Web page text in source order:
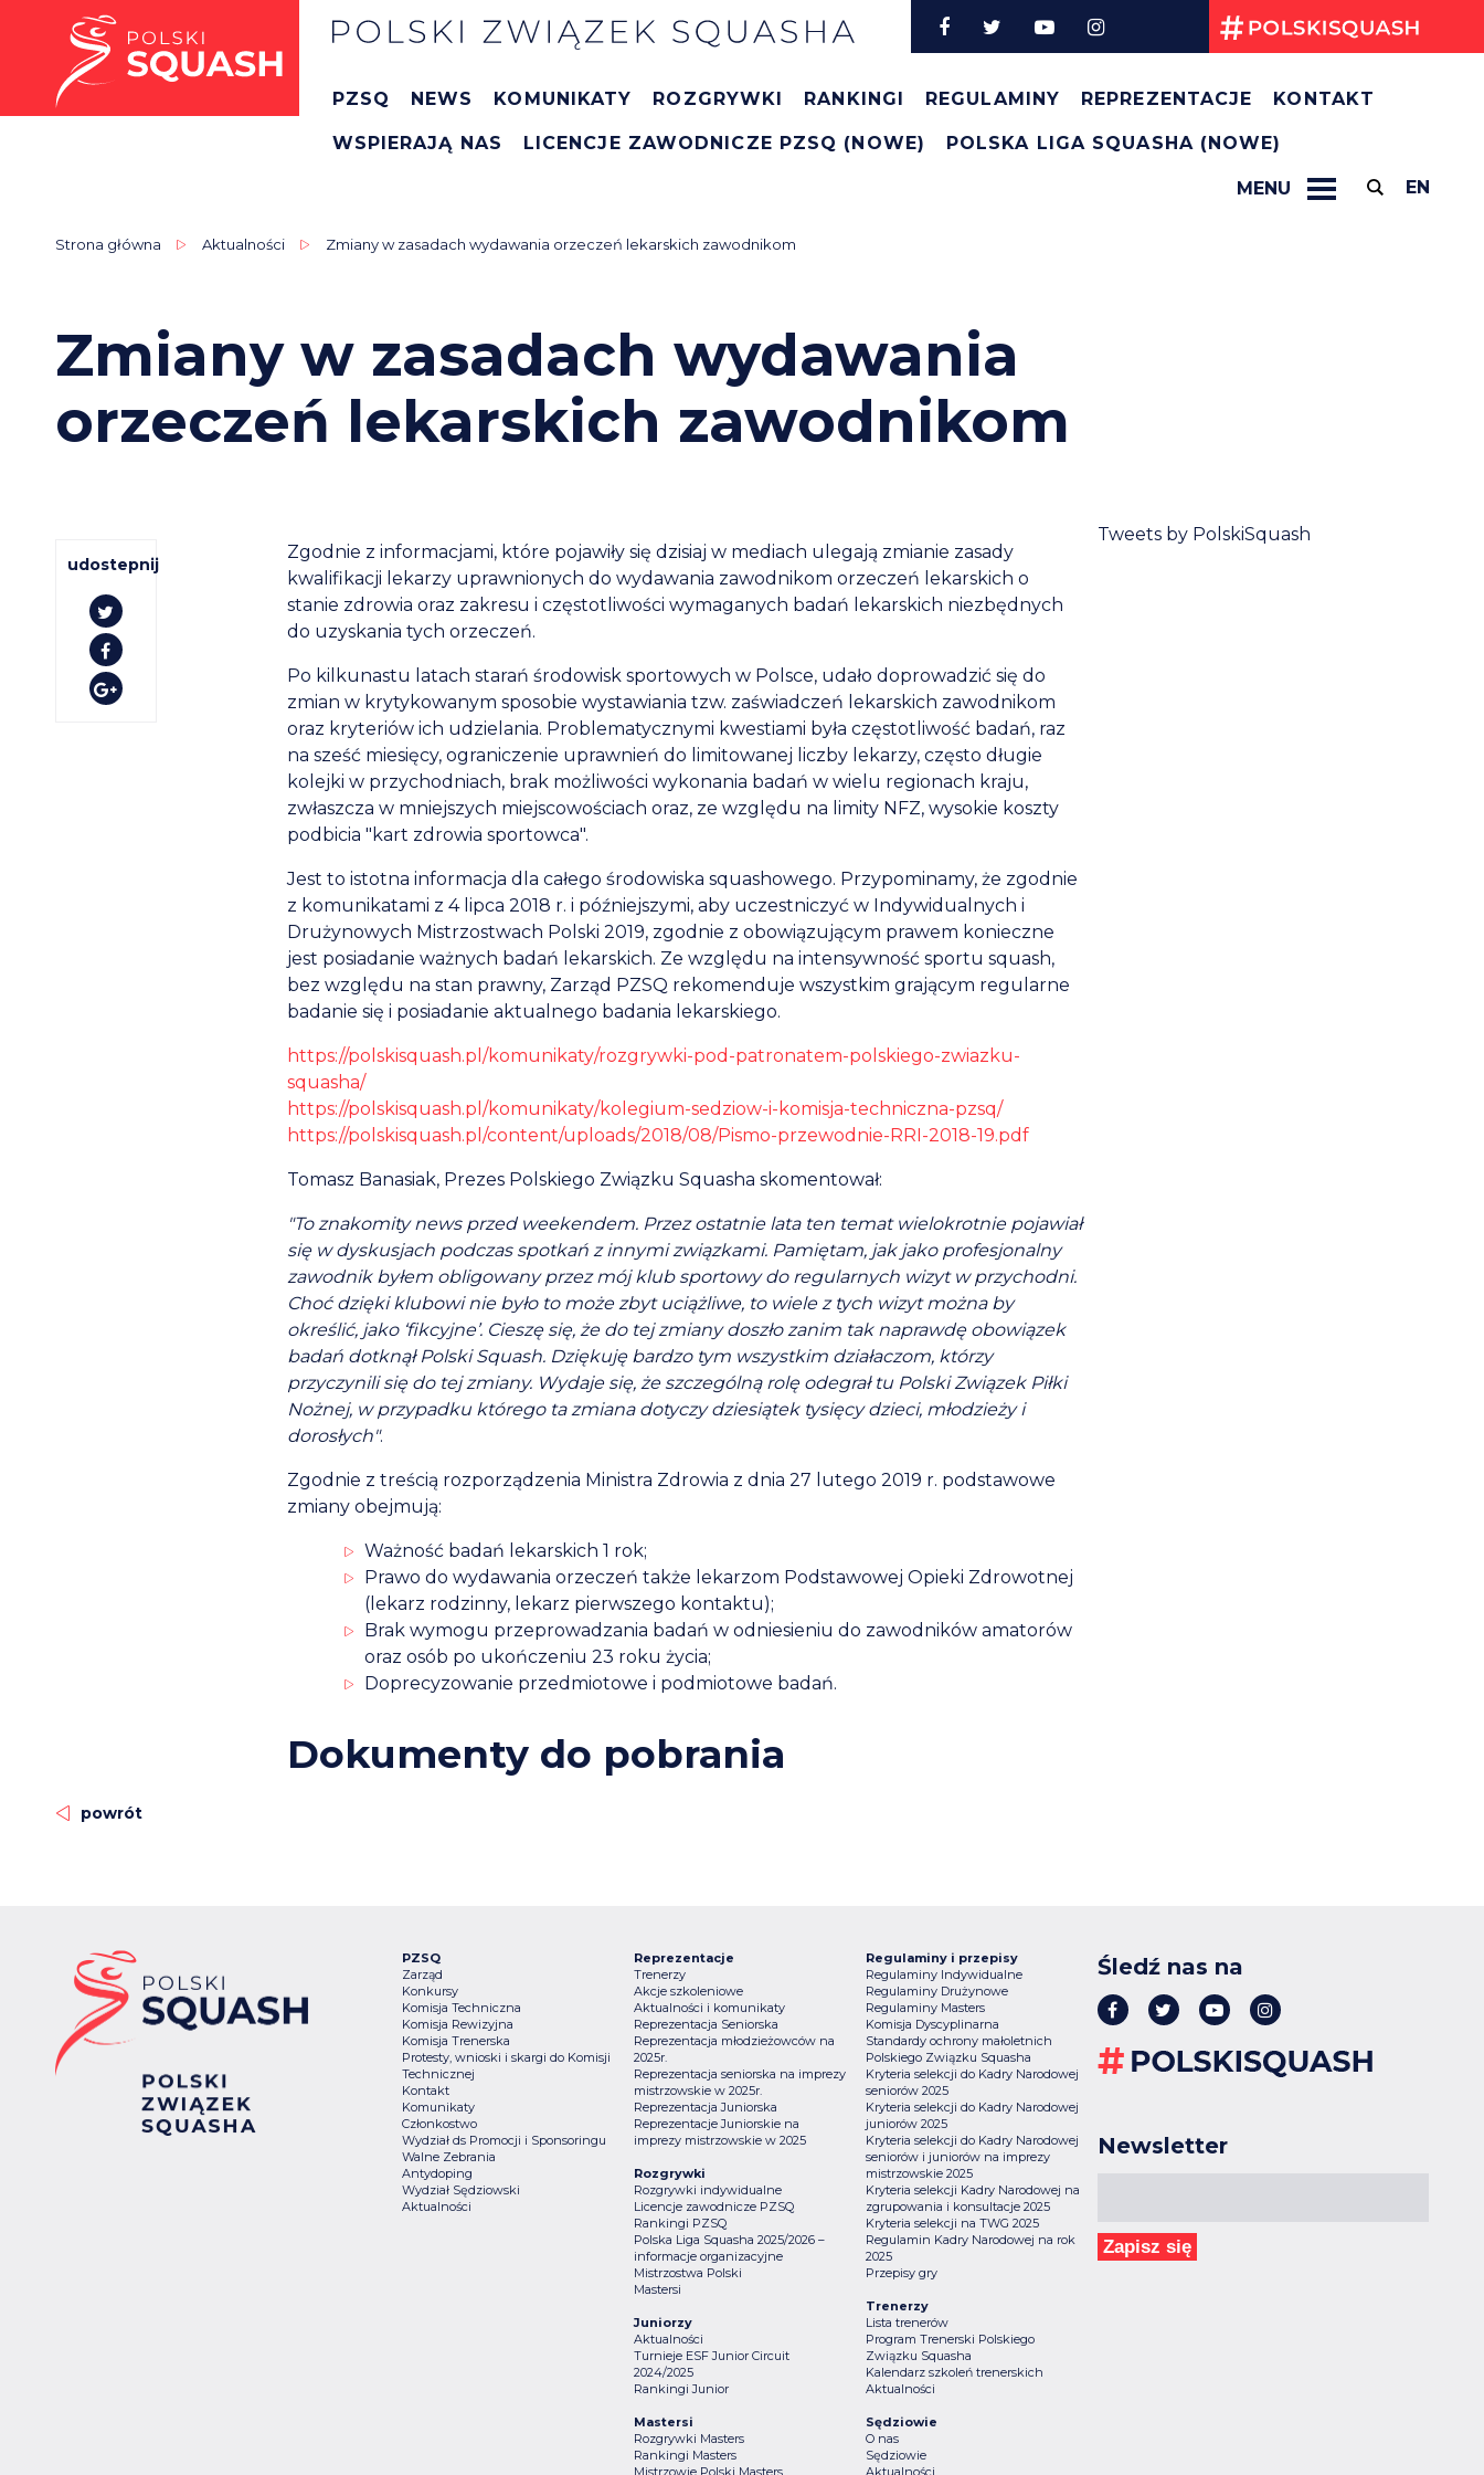
PZSQ NEWS KOMUNIKATY ROZGRYWKI RANKINGI REGULAMINY REPREZENTACJE KONTAKT
WSPIERAJĄ NAS LICENCJE ZAWODNICZE PZSQ (NOWE) POLSKA LIGA SQUASHA (NOWE)
MENU EN
Regulamin Kadry Narodowej na rok 2025
Strona główna Aktualności Zmiany w zasadach wydawania orzeczeń lekarskich zawodnikom
Zmiany w zasadach wydawania
orzeczeń lekarskich zawodnikom
Zgodnie z informacjami, które pojawiły się dzisiaj w mediach ulegają zmianie zasady
kwalifikacji lekarzy uprawnionych do wydawania zawodnikom orzeczeń lekarskich o
stanie zdrowia oraz zakresu i częstotliwości wymaganych badań lekarskich niezbędnych
do uzyskania tych orzeczeń.
Po kilkunastu latach starań środowisk sportowych w Polsce, udało doprowadzić się do
zmian w krytykowanym sposobie wystawiania tzw. zaświadczeń lekarskich zawodnikom
oraz kryteriów ich udzielania. Problematycznymi kwestiami była częstotliwość badań, raz
na sześć miesięcy, ograniczenie uprawnień do limitowanej liczby lekarzy, często długie
kolejki w przychodniach, brak możliwości wykonania badań w wielu regionach kraju,
zwłaszcza w mniejszych miejscowościach oraz, ze względu na limity NFZ, wysokie koszty
podbicia "kart zdrowia sportowca".
Jest to istotna informacja dla całego środowiska squashowego. Przypominamy, że zgodnie
z komunikatami z 4 lipca 2018 r. i późniejszymi, aby uczestniczyć w Indywidualnych i
Drużynowych Mistrzostwach Polski 2019, zgodnie z obowiązującym prawem konieczne
jest posiadanie ważnych badań lekarskich. Ze względu na intensywność sportu squash,
bez względu na stan prawny, Zarząd PZSQ rekomenduje wszystkim grającym regularne
badanie się i posiadanie aktualnego badania lekarskiego.
https://polskisquash.pl/komunikaty/rozgrywki-pod-patronatem-polskiego-zwiazku-
squasha/
https://polskisquash.pl/komunikaty/kolegium-sedziow-i-komisja-techniczna-pzsq/
https://polskisquash.pl/content/uploads/2018/08/Pismo-przewodnie-RRI-2018-19.pdf
Tomasz Banasiak, Prezes Polskiego Związku Squasha skomentował:
"To znakomity news przed weekendem. Przez ostatnie lata ten temat wielokrotnie pojawiał
się w dyskusjach podczas spotkań z innymi związkami. Pamiętam, jak jako profesjonalny
zawodnik byłem obligowany przez mój klub sportowy do regularnych wizyt w przychodni.
Choć dzięki klubowi nie było to może zbyt uciążliwe, to wiele z tych wizyt można by
określić, jako ‘fikcyjne’. Cieszę się, że do tej zmiany doszło zanim tak naprawdę obowiązek
badań dotknął Polski Squash. Dziękuję bardzo tym wszystkim działaczom, którzy
przyczynili się do tej zmiany. Wydaje się, że szczególną rolę odegrał tu Polski Związek Piłki
Nożnej, w przypadku którego ta zmiana dotyczy dziesiątek tysięcy dzieci, młodzieży i
dorosłych".
Zgodnie z treścią rozporządzenia Ministra Zdrowia z dnia 27 lutego 2019 r. podstawowe
zmiany obejmują:
Ważność badań lekarskich 1 rok;
Prawo do wydawania orzeczeń także lekarzom Podstawowej Opieki Zdrowotnej
(lekarz rodzinny, lekarz pierwszego kontaktu);
Brak wymogu przeprowadzania badań w odniesieniu do zawodników amatorów
oraz osób po ukończeniu 23 roku życia;
Doprecyzowanie przedmiotowe i podmiotowe badań.
Dokumenty do pobrania
udostepnij
powrót
Tweets by PolskiSquash
PZSQ
Zarząd
Konkursy
Komisja Techniczna
Komisja Rewizyjna
Komisja Trenerska
Protesty, wnioski i skargi do Komisji
Technicznej
Kontakt
Komunikaty
Członkostwo
Wydział ds Promocji i Sponsoringu
Walne Zebrania
Antydoping
Wydział Sędziowski
Aktualności
Reprezentacje
Trenerzy
Akcje szkoleniowe
Aktualności i komunikaty
Reprezentacja Seniorska
Reprezentacja młodzieżowców na
2025r.
Reprezentacja seniorska na imprezy
mistrzowskie w 2025r.
Reprezentacja Juniorska
Reprezentacje Juniorskie na
imprezy mistrzowskie w 2025
Rozgrywki
Rozgrywki indywidualne
Licencje zawodnicze PZSQ
Rankingi PZSQ
Polska Liga Squasha 2025/2026 –
informacje organizacyjne
Mistrzostwa Polski
Mastersi
Juniorzy
Aktualności
Turnieje ESF Junior Circuit
2024/2025
Rankingi Junior
Mastersi
Rozgrywki Masters
Rankingi Masters
Mistrzowie Polski Masters
Regulaminy i przepisy
Regulaminy Indywidualne
Regulaminy Drużynowe
Regulaminy Masters
Komisja Dyscyplinarna
Standardy ochrony małoletnich
Polskiego Związku Squasha
Kryteria selekcji do Kadry Narodowej
seniorów 2025
Kryteria selekcji do Kadry Narodowej
juniorów 2025
Kryteria selekcji do Kadry Narodowej
seniorów i juniorów na imprezy
mistrzowskie 2025
Kryteria selekcji Kadry Narodowej na
zgrupowania i konsultacje 2025
Kryteria selekcji na TWG 2025
Regulamin Kadry Narodowej na rok
2025
Przepisy gry
Trenerzy
Lista trenerów
Program Trenerski Polskiego
Związku Squasha
Kalendarz szkoleń trenerskich
Aktualności
Sędziowie
O nas
Sędziowie
Aktualności
Śledź nas na
Newsletter
Zapisz się